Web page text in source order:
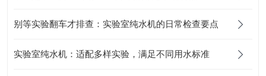
别等实验翻车才排查：实验室纯水机的日常检查要点
实验室纯水机：适配多样实验，满足不同用水标准